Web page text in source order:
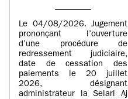
Le 04/08/2026. Jugement
prononçant l’ouverture
d’une procédure de
redressement judiciaire,
date de cessation des
paiements le 20 juillet
2026, désignant
administrateur la Selarl Aj